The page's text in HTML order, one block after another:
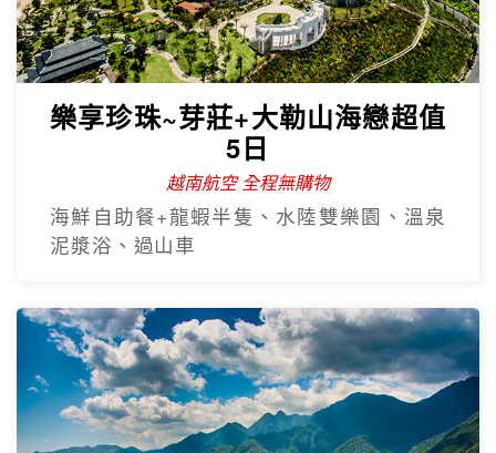
樂享珍珠~芽莊+大勒山海戀超值
5日
越南航空 全程無購物
海鮮自助餐+龍蝦半隻、水陸雙樂園、溫泉
泥漿浴、過山車